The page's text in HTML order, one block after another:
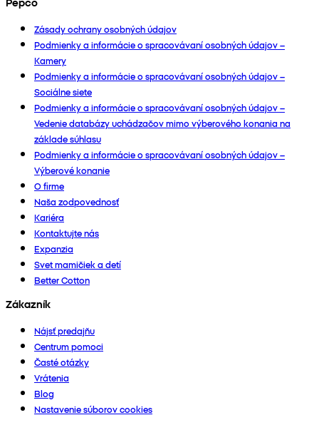
Zásady ochrany osobných údajov
Podmienky a informácie o spracovávaní osobných údajov –
Kamery
Podmienky a informácie o spracovávaní osobných údajov –
Sociálne siete
Podmienky a informácie o spracovávaní osobných údajov –
Vedenie databázy uchádzačov mimo výberového konania na
základe súhlasu
Podmienky a informácie o spracovávaní osobných údajov –
Výberové konanie
O firme
Naša zodpovednosť
Kariéra
Kontaktujte nás
Expanzia
Svet mamičiek a detí
Better Cotton
Zákazník
Nájsť predajňu
Centrum pomoci
Časté otázky
Vrátenia
Blog
Nastavenie súborov cookies